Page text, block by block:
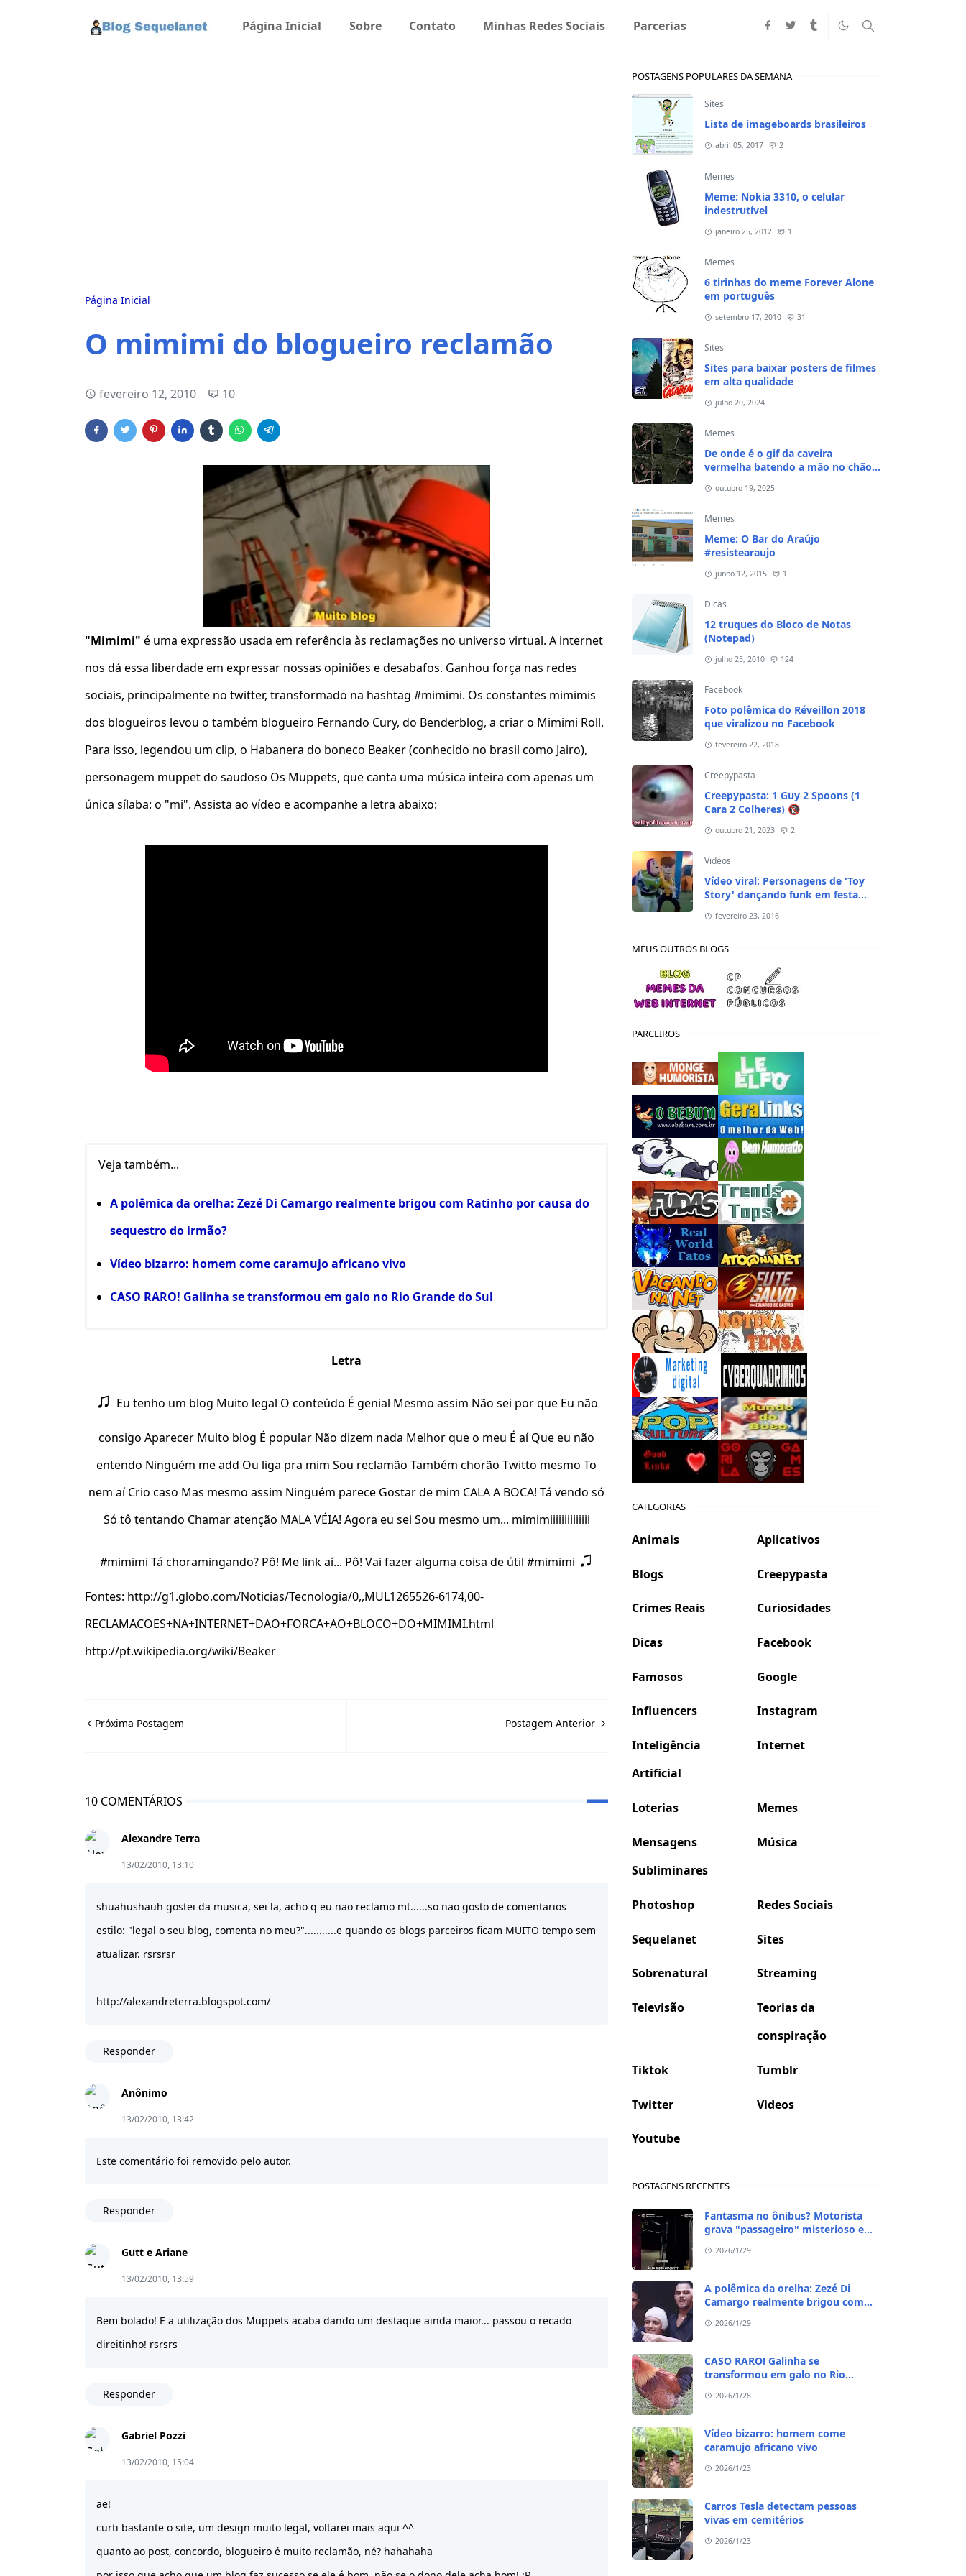
Página Inicial Sobre Contato Minhas Redes Sociais Parcerias
Página Inicial
O mimimi do blogueiro reclamão
fevereiro 12, 2010 10
"Mimimi" é uma expressão usada em referência às reclamações no universo virtual. A internet
nos dá essa liberdade em expressar nossas opiniões e desabafos. Ganhou força nas redes
sociais, principalmente no twitter, transformado na hashtag #mimimi. Os constantes mimimis
dos blogueiros levou o também blogueiro Fernando Cury, do Benderblog, a criar o Mimimi Roll.
Para isso, legendou um clip, o Habanera do boneco Beaker (conhecido no brasil como Jairo),
personagem muppet do saudoso Os Muppets, que canta uma música inteira com apenas um
única sílaba: o "mi". Assista ao vídeo e acompanhe a letra abaixo:
Veja também...
A polêmica da orelha: Zezé Di Camargo realmente brigou com Ratinho por causa do
sequestro do irmão?
Vídeo bizarro: homem come caramujo africano vivo
CASO RARO! Galinha se transformou em galo no Rio Grande do Sul
Letra
♫ Eu tenho um blog Muito legal O conteúdo É genial Mesmo assim Não sei por que Eu não
consigo Aparecer Muito blog É popular Não dizem nada Melhor que o meu É aí Que eu não
entendo Ninguém me add Ou liga pra mim Sou reclamão Também chorão Twitto mesmo To
nem aí Crio caso Mas mesmo assim Ninguém parece Gostar de mim CALA A BOCA! Tá vendo só
Só tô tentando Chamar atenção MALA VÉIA! Agora eu sei Sou mesmo um... mimimiiiiiiiiiiiiii
#mimimi Tá choramingando? Pô! Me link aí... Pô! Vai fazer alguma coisa de útil #mimimi ♫
Fontes: http://g1.globo.com/Noticias/Tecnologia/0,,MUL1265526-6174,00-
RECLAMACOES+NA+INTERNET+DAO+FORCA+AO+BLOCO+DO+MIMIMI.html
http://pt.wikipedia.org/wiki/Beaker
Próxima Postagem Postagem Anterior
10 COMENTÁRIOS
Alexandre Terra
13/02/2010, 13:10
shuahushauh gostei da musica, sei la, acho q eu nao reclamo mt......so nao gosto de comentarios
estilo: "legal o seu blog, comenta no meu?"...........e quando os blogs parceiros ficam MUITO tempo sem
atualizar. rsrsrsr
http://alexandreterra.blogspot.com/
Responder
Anônimo
13/02/2010, 13:42
Este comentário foi removido pelo autor.
Responder
Gutt e Ariane
13/02/2010, 13:59
Bem bolado! E a utilização dos Muppets acaba dando um destaque ainda maior... passou o recado
direitinho! rsrsrs
Responder
Gabriel Pozzi
13/02/2010, 15:04
ae!
curti bastante o site, um design muito legal, voltarei mais aqui ^^
quanto ao post, concordo, blogueiro é muito reclamão, né? hahahaha
POSTAGENS POPULARES DA SEMANA
Sites
Lista de imageboards brasileiros
abril 05, 2017 2
Memes
Meme: Nokia 3310, o celular
indestrutível
janeiro 25, 2012 1
Memes
6 tirinhas do meme Forever Alone
em português
setembro 17, 2010 31
Sites
Sites para baixar posters de filmes
em alta qualidade
julho 20, 2024
Memes
De onde é o gif da caveira
vermelha batendo a mão no chão e
outubro 19, 2025
Memes
Meme: O Bar do Araújo
#resistearaujo
junho 12, 2015 1
Dicas
12 truques do Bloco de Notas
(Notepad)
julho 25, 2010 124
Facebook
Foto polêmica do Réveillon 2018
que viralizou no Facebook
fevereiro 22, 2018
Creepypasta
Creepypasta: 1 Guy 2 Spoons (1
Cara 2 Colheres) 🔞
outubro 21, 2023 2
Videos
Vídeo viral: Personagens de 'Toy
Story' dançando funk em festa
fevereiro 23, 2016
MEUS OUTROS BLOGS
PARCEIROS
CATEGORIAS
Animais Aplicativos
Blogs Creepypasta
Crimes Reais Curiosidades
Dicas Facebook
Famosos Google
Influencers Instagram
Inteligência
Artificial
Internet
Loterias Memes
Mensagens
Subliminares
Música
Photoshop Redes Sociais
Sequelanet Sites
Sobrenatural Streaming
Televisão
Teorias da
conspiração
Tiktok Tumblr
Twitter Videos
Youtube
POSTAGENS RECENTES
Fantasma no ônibus? Motorista
grava "passageiro" misterioso em
2026/1/29
A polêmica da orelha: Zezé Di
Camargo realmente brigou com
irmão?
2026/1/29
CASO RARO! Galinha se
transformou em galo no Rio
2026/1/28
Vídeo bizarro: homem come
caramujo africano vivo
2026/1/23
Carros Tesla detectam pessoas
vivas em cemitérios
2026/1/23